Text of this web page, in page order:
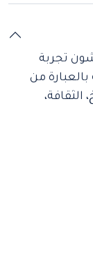
تجربة
من
الثقافة،